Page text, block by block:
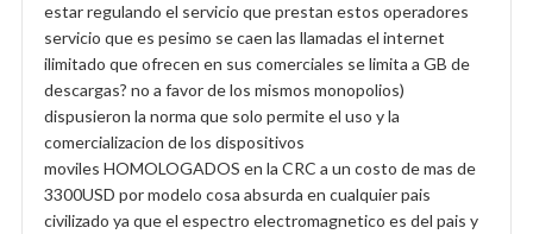
estar regulando el servicio que prestan estos operadores
servicio que es pesimo se caen las llamadas el internet
ilimitado que ofrecen en sus comerciales se limita a GB de
descargas? no a favor de los mismos monopolios)
dispusieron la norma que solo permite el uso y la
comercializacion de los dispositivos
moviles HOMOLOGADOS en la CRC a un costo de mas de
3300USD por modelo cosa absurda en cualquier pais
civilizado ya que el espectro electromagnetico es del pais y